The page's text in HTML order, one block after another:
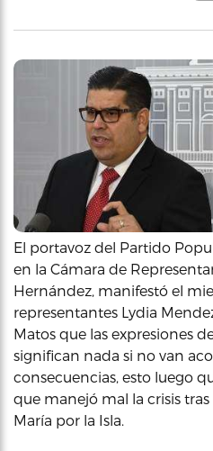
El portavoz del Partido
en la Cámara de
Hernández, manifestó el
representantes Lydia
Matos que las expresiones
significan nada si no van
consecuencias, esto luego
que manejó mal la crisis
María por la Isla.